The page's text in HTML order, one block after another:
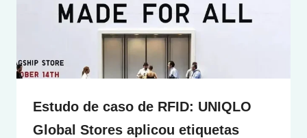
Estudo de caso de RFID: UNIQLO
Global Stores aplicou etiquetas